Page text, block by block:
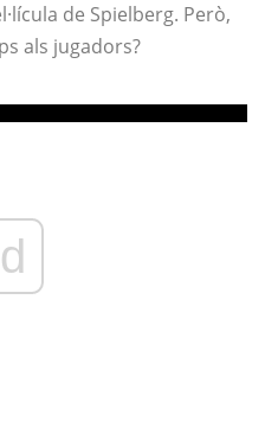
de Spielberg. Però,
als jugadors?